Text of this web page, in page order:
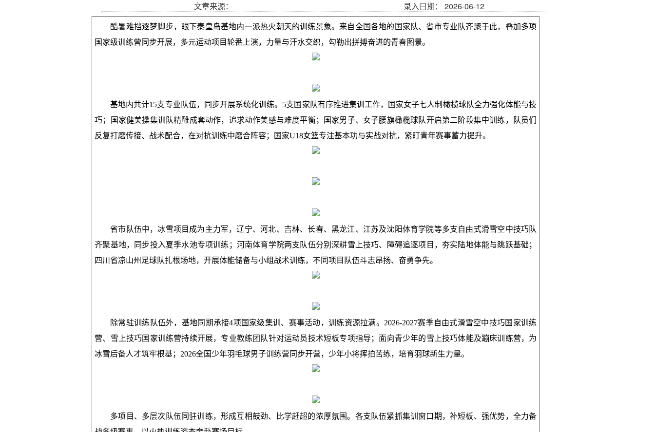
文章来源： 录入日期： 2026-06-12
酷暑难挡逐梦脚步，眼下秦皇岛基地内一派热火朝天的训练景象。来自全国各地的国家队、省市专业队齐聚于此，叠加多项
国家级训练营同步开展，多元运动项目轮番上演，力量与汗水交织，勾勒出拼搏奋进的青春图景。
基地内共计15支专业队伍，同步开展系统化训练。5支国家队有序推进集训工作，国家女子七人制橄榄球队全力强化体能与技
巧；国家健美操集训队精雕成套动作，追求动作美感与难度平衡；国家男子、女子腰旗橄榄球队开启第二阶段集中训练，队员们
反复打磨传接、战术配合，在对抗训练中磨合阵容；国家U18女篮专注基本功与实战对抗，紧盯青年赛事蓄力提升。
省市队伍中，冰雪项目成为主力军，辽宁、河北、吉林、长春、黑龙江、江苏及沈阳体育学院等多支自由式滑雪空中技巧队
齐聚基地，同步投入夏季水池专项训练；河南体育学院两支队伍分别深耕雪上技巧、障碍追逐项目，夯实陆地体能与跳跃基础；
四川省凉山州足球队扎根场地，开展体能储备与小组战术训练，不同项目队伍斗志昂扬、奋勇争先。
除常驻训练队伍外，基地同期承接4项国家级集训、赛事活动，训练资源拉满。2026-2027赛季自由式滑雪空中技巧国家训练
营、雪上技巧国家训练营持续开展，专业教练团队针对运动员技术短板专项指导；面向青少年的雪上技巧体能及蹦床训练营，为
冰雪后备人才筑牢根基；2026全国少年羽毛球男子训练营同步开营，少年小将挥拍苦练，培育羽球新生力量。
多项目、多层次队伍同驻训练，形成互相鼓劲、比学赶超的浓厚氛围。各支队伍紧抓集训窗口期，补短板、强优势，全力备